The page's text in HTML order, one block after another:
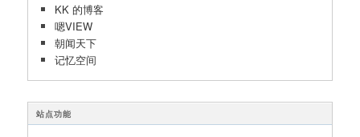
KK 的博客
嗯VIEW
朝闻天下
记忆空间
站点功能